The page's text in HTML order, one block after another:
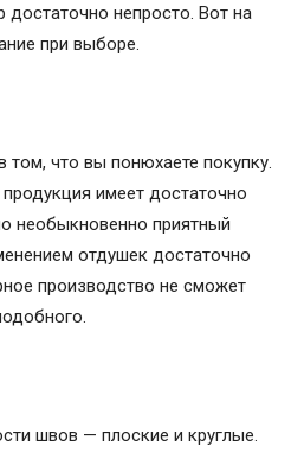
достаточно непросто. Вот на
при выборе.
том, что вы понюхаете покупку.
имеет достаточно
необыкновенно приятный
отдушек достаточно
производство не сможет
швов — плоские и круглые.